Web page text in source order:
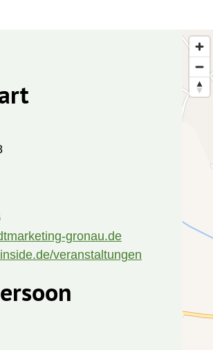
gronau.de
veranstaltungen